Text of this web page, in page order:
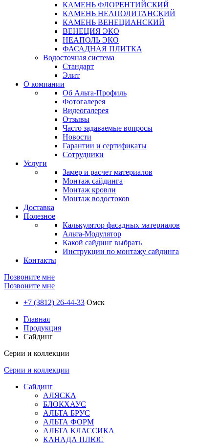
КАМЕНЬ ФЛОРЕНТИЙСКИЙ
КАМЕНЬ НЕАПОЛИТАНСКИЙ
КАМЕНЬ ВЕНЕЦИАНСКИЙ
ВЕНЕЦИЯ ЭКО
НЕАПОЛЬ ЭКО
ФАСАДНАЯ ПЛИТКА
Водосточная система
Стандарт
Элит
О компании
Об Альта-Профиль
Фотогалерея
Видеогалерея
Отзывы
Часто задаваемые вопросы
Новости
Гарантии и сертификаты
Сотрудники
Услуги
Замер и расчет материалов
Монтаж сайдинга
Монтаж кровли
Монтаж водостоков
Доставка
Полезное
Калькулятор фасадных материалов
Альта-Модулятор
Какой сайдинг выбрать
Инструкции по монтажу сайдинга
Контакты
Позвоните мне
Позвоните мне
+7 (3812) 26-44-33 Омск
Главная
Продукция
Сайдинг
Серии и коллекции
Серии и коллекции
Сайдинг
АЛЯСКА
БЛОКХАУС
АЛЬТА БРУС
АЛЬТА ФОРМ
АЛЬТА КЛАССИКА
КАНАДА ПЛЮС